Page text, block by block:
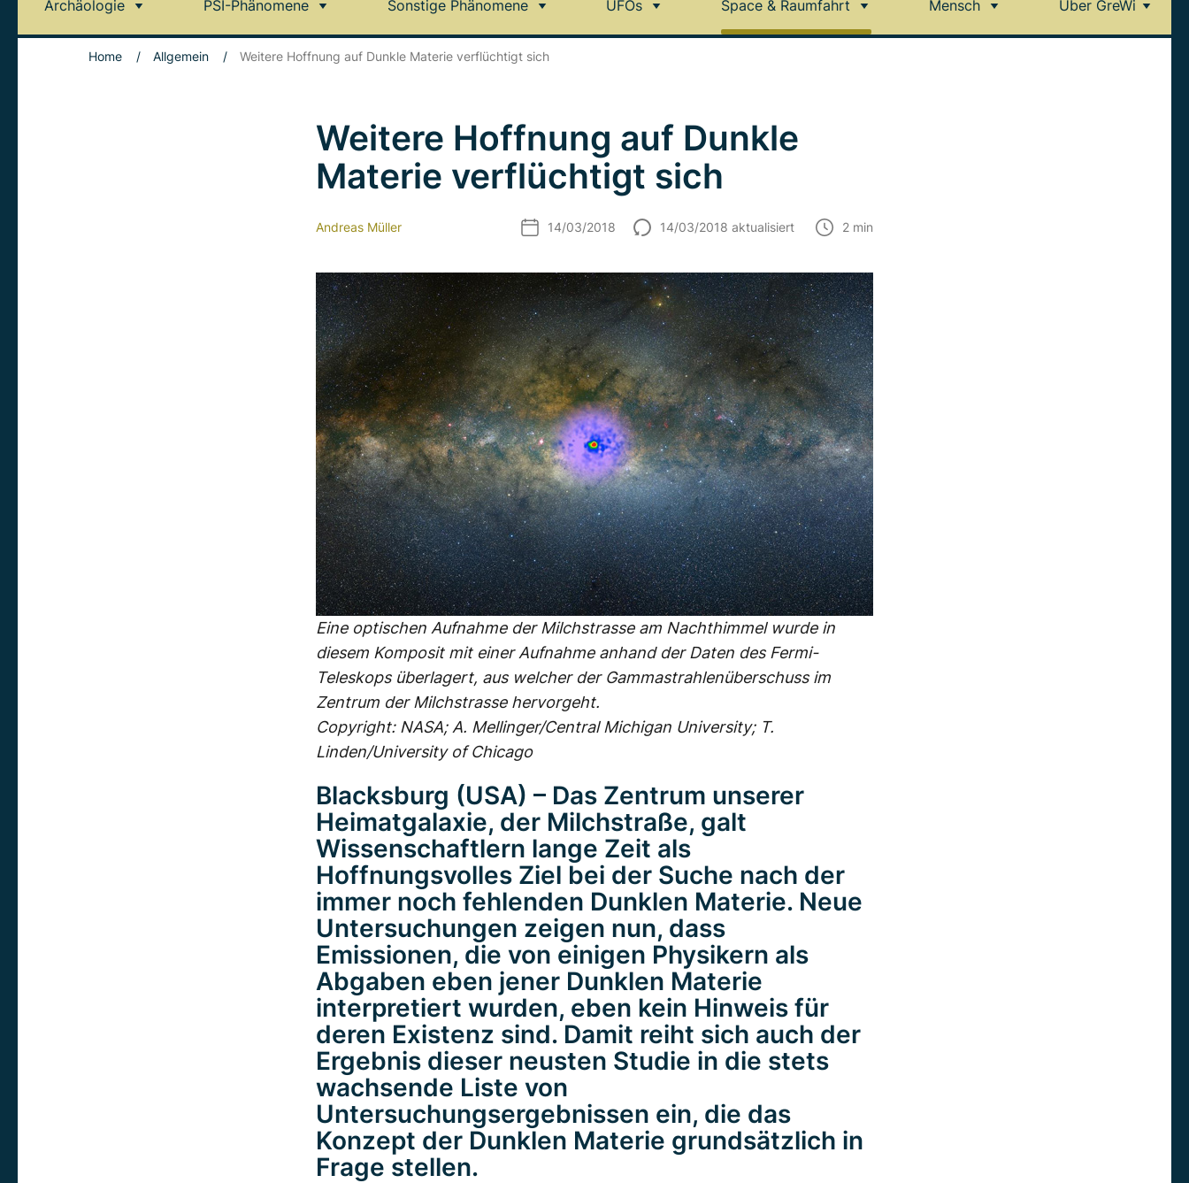
Archäologie PSI-Phänomene Sonstige Phänomene UFOs Space & Raumfahrt Mensch Über GreWi
Home / Allgemein / Weitere Hoffnung auf Dunkle Materie verflüchtigt sich
Weitere Hoffnung auf Dunkle
Materie verflüchtigt sich
Andreas Müller 14/03/2018 14/03/2018 aktualisiert 2 min
Eine optischen Aufnahme der Milchstrasse am Nachthimmel wurde in
diesem Komposit mit einer Aufnahme anhand der Daten des Fermi-
Teleskops überlagert, aus welcher der Gammastrahlenüberschuss im
Zentrum der Milchstrasse hervorgeht.
Copyright: NASA; A. Mellinger/Central Michigan University; T.
Linden/University of Chicago
Blacksburg (USA) – Das Zentrum unserer
Heimatgalaxie, der Milchstraße, galt
Wissenschaftlern lange Zeit als
Hoffnungsvolles Ziel bei der Suche nach der
immer noch fehlenden Dunklen Materie. Neue
Untersuchungen zeigen nun, dass
Emissionen, die von einigen Physikern als
Abgaben eben jener Dunklen Materie
interpretiert wurden, eben kein Hinweis für
deren Existenz sind. Damit reiht sich auch der
Ergebnis dieser neusten Studie in die stets
wachsende Liste von
Untersuchungsergebnissen ein, die das
Konzept der Dunklen Materie grundsätzlich in
Frage stellen.